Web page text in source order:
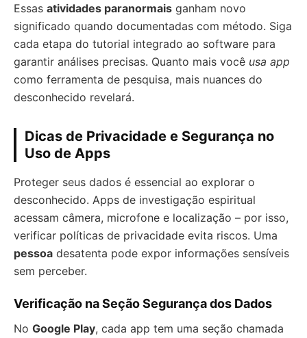
Essas atividades paranormais ganham novo
significado quando documentadas com método. Siga
cada etapa do tutorial integrado ao software para
garantir análises precisas. Quanto mais você usa app
como ferramenta de pesquisa, mais nuances do
desconhecido revelará.
Dicas de Privacidade e Segurança no
Uso de Apps
Proteger seus dados é essencial ao explorar o
desconhecido. Apps de investigação espiritual
acessam câmera, microfone e localização – por isso,
verificar políticas de privacidade evita riscos. Uma
pessoa desatenta pode expor informações sensíveis
sem perceber.
Verificação na Seção Segurança dos Dados
No Google Play, cada app tem uma seção chamada